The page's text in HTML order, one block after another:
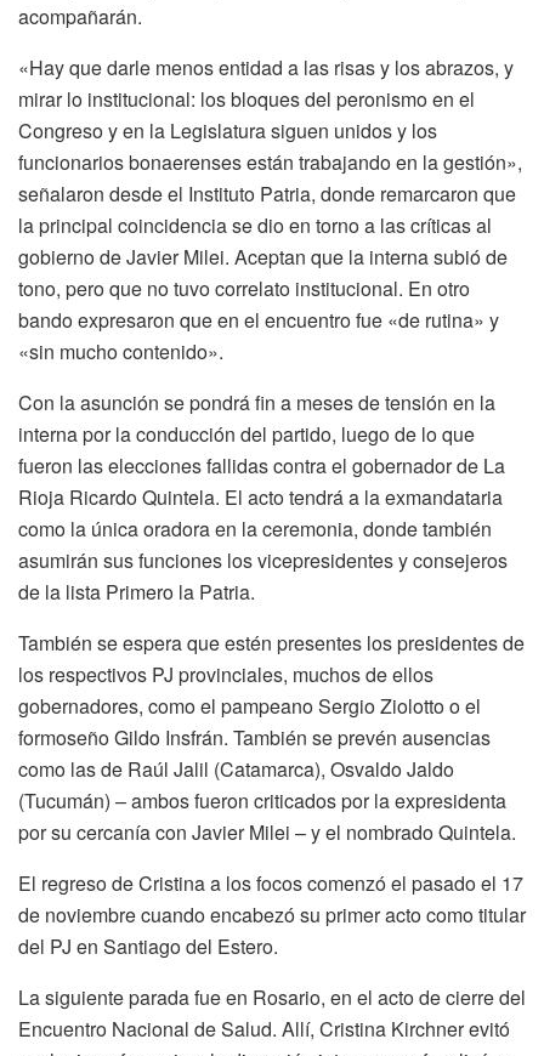
acompañarán.
«Hay que darle menos entidad a las risas y los abrazos, y
mirar lo institucional: los bloques del peronismo en el
Congreso y en la Legislatura siguen unidos y los
funcionarios bonaerenses están trabajando en la gestión»,
señalaron desde el Instituto Patria, donde remarcaron que
la principal coincidencia se dio en torno a las críticas al
gobierno de Javier Milei. Aceptan que la interna subió de
tono, pero que no tuvo correlato institucional. En otro
bando expresaron que en el encuentro fue «de rutina» y
«sin mucho contenido».
Con la asunción se pondrá fin a meses de tensión en la
interna por la conducción del partido, luego de lo que
fueron las elecciones fallidas contra el gobernador de La
Rioja Ricardo Quintela. El acto tendrá a la exmandataria
como la única oradora en la ceremonia, donde también
asumirán sus funciones los vicepresidentes y consejeros
de la lista Primero la Patria.
También se espera que estén presentes los presidentes de
los respectivos PJ provinciales, muchos de ellos
gobernadores, como el pampeano Sergio Ziolotto o el
formoseño Gildo Insfrán. También se prevén ausencias
como las de Raúl Jalil (Catamarca), Osvaldo Jaldo
(Tucumán) – ambos fueron criticados por la expresidenta
por su cercanía con Javier Milei – y el nombrado Quintela.
El regreso de Cristina a los focos comenzó el pasado el 17
de noviembre cuando encabezó su primer acto como titular
del PJ en Santiago del Estero.
La siguiente parada fue en Rosario, en el acto de cierre del
Encuentro Nacional de Salud. Allí, Cristina Kirchner evitó